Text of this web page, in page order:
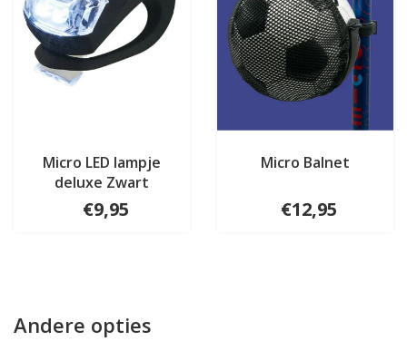
Micro LED lampje
deluxe Zwart
€9,95
Micro Balnet
€12,95
Andere opties